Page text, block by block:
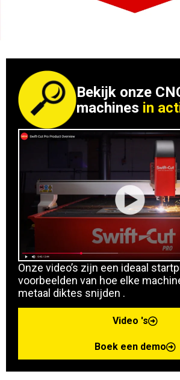
Bekijk onze
machines in
Onze video’s zijn een ideaal
voorbeelden van hoe elke
metaal diktes snijden .
Video 's
Boek een demo